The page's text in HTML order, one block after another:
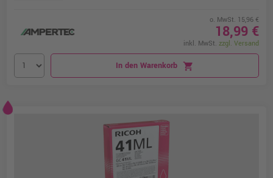
o. MwSt. 15,96 €
18,99 €
inkl. MwSt. zzgl. Versand
In den Warenkorb shopping_cart